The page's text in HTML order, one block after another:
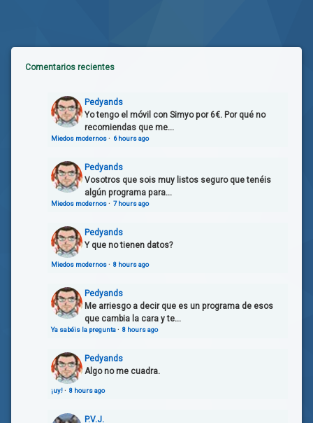
Comentarios recientes
Pedyands
Yo tengo el móvil con Simyo por 6€. Por qué no
recomiendas que me...
Miedos modernos· 6 hours ago
Pedyands
Vosotros que sois muy listos seguro que tenéis
algún programa para...
Miedos modernos· 7 hours ago
Pedyands
Y que no tienen datos?
Miedos modernos· 8 hours ago
Pedyands
Me arriesgo a decir que es un programa de esos
que cambia la cara y te...
Ya sabéis la pregunta· 8 hours ago
Pedyands
Algo no me cuadra.
¡uy!· 8 hours ago
P.V.J.